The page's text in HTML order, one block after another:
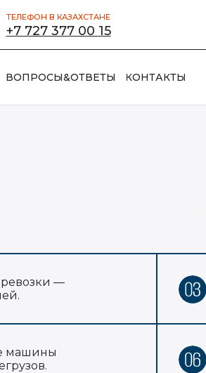
+7 727 377 00 15
ТЕЛЕФОН В КАЗАХСТАНЕ
ВОПРОСЫ&ОТВЕТЫ КОНТАКТЫ
—
машины